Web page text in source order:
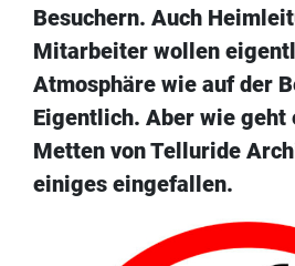
Besuchern. Auch
Mitarbeiter wollen
Atmosphäre wie auf der
Eigentlich. Aber wie geht
Metten von Telluride
einiges eingefallen.